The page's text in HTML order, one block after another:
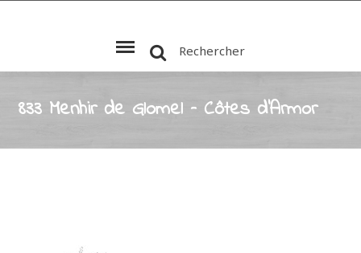
Rechercher
833 Menhir de Glomel – Côtes d’Armor